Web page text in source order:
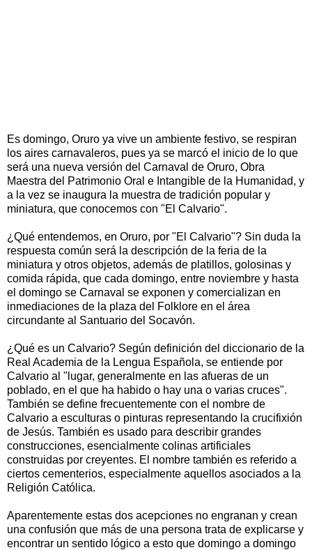
Es domingo, Oruro ya vive un ambiente festivo, se respiran
los aires carnavaleros, pues ya se marcó el inicio de lo que
será una nueva versión del Carnaval de Oruro, Obra
Maestra del Patrimonio Oral e Intangible de la Humanidad, y
a la vez se inaugura la muestra de tradición popular y
miniatura, que conocemos con "El Calvario".
¿Qué entendemos, en Oruro, por "El Calvario"? Sin duda la
respuesta común será la descripción de la feria de la
miniatura y otros objetos, además de platillos, golosinas y
comida rápida, que cada domingo, entre noviembre y hasta
el domingo se Carnaval se exponen y comercializan en
inmediaciones de la plaza del Folklore en el área
circundante al Santuario del Socavón.
¿Qué es un Calvario? Según definición del diccionario de la
Real Academia de la Lengua Española, se entiende por
Calvario al "lugar, generalmente en las afueras de un
poblado, en el que ha habido o hay una o varias cruces".
También se define frecuentemente con el nombre de
Calvario a esculturas o pinturas representando la crucifixión
de Jesús. También es usado para describir grandes
construcciones, esencialmente colinas artificiales
construidas por creyentes. El nombre también es referido a
ciertos cementerios, especialmente aquellos asociados a la
Religión Católica.
Aparentemente estas dos acepciones no engranan y crean
una confusión que más de una persona trata de explicarse y
encontrar un sentido lógico a esto que domingo a domingo